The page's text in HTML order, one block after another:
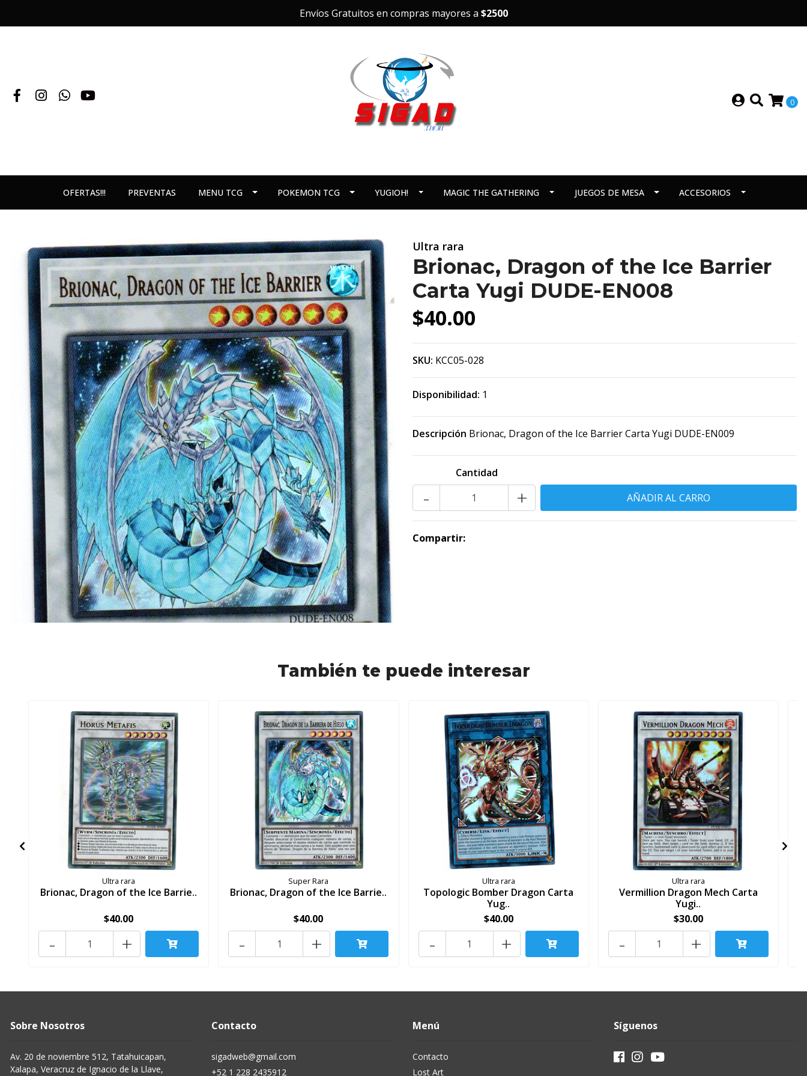
Envíos Gratuitos en compras mayores a $2500
0
OFERTAS!!! PREVENTAS MENU TCG POKEMON TCG YUGIOH! MAGIC THE GATHERING JUEGOS DE MESA ACCESORIOS
Ultra rara
Brionac, Dragon of the Ice Barrier
Carta Yugi DUDE-EN008
$40.00
SKU: KCC05-028
Disponibilidad: 1
Descripción Brionac, Dragon of the Ice Barrier Carta Yugi DUDE-EN009
Cantidad
+
-
Compartir:
También te puede interesar
Ultra rara
Brionac, Dragon of the Ice Barrie..
$40.00
+
-
Super Rara
Brionac, Dragon of the Ice Barrie..
$40.00
+
-
Ultra rara
Topologic Bomber Dragon Carta
Yug..
$40.00
+
-
Ultra rara
Vermillion Dragon Mech Carta
Yugi..
$30.00
+
-
Sobre Nosotros
Av. 20 de noviembre 512, Tatahuicapan,
Xalapa, Veracruz de Ignacio de la Llave,
Contacto
sigadweb@gmail.com
+52 1 228 2435912
Menú
Contacto
Lost Art
Síguenos